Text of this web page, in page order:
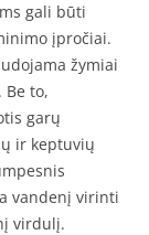
gali būti
įpročiai.
žymiai
to,
garų
ir keptuvių
vandenį virinti
virdulį.